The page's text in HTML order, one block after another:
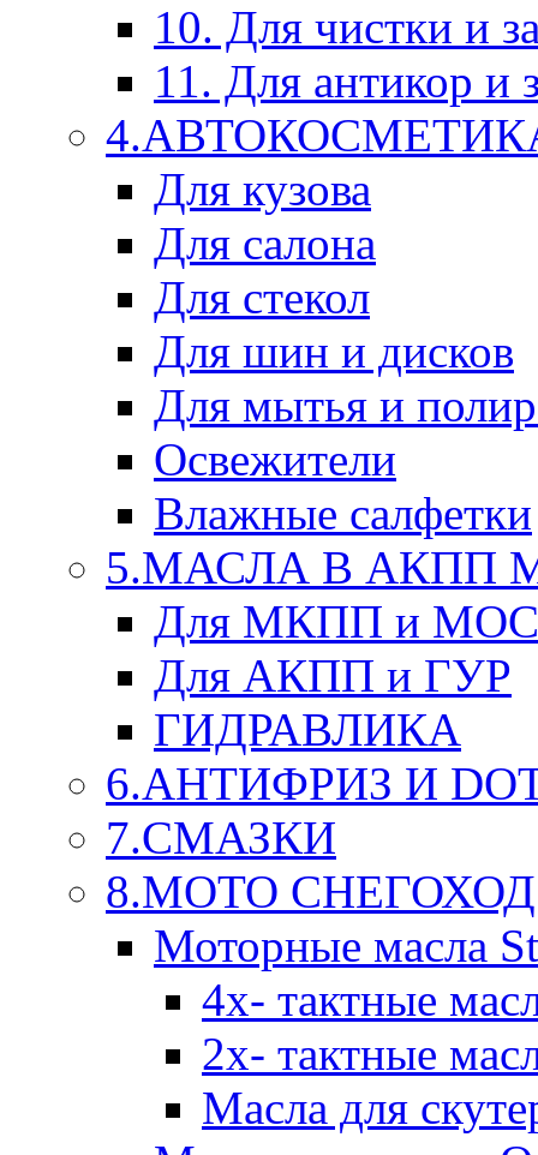
10. Для чистки и
11. Для антикор и
Для кузова
Для салона
Для стекол
Для шин и дисков
Для мытья и
Освежители
Влажные салфетки
5.МАСЛА В АКПП
Для МКПП и
Для АКПП и ГУР
ГИДРАВЛИКА
6.АНТИФРИЗ И
7.СМАЗКИ
8.МОТО
Моторные масла
4х- тактные
2х- тактные
Масла для